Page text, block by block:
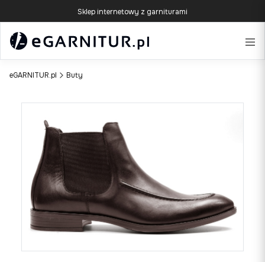
Sklep internetowy z garniturami
eGARNITUR.pl Buty